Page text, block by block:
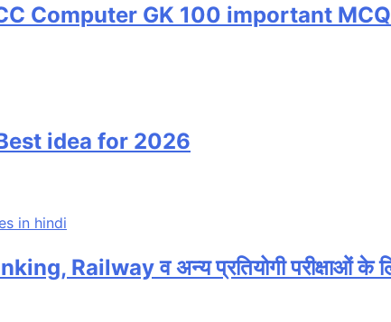
Computer GK 100 important
idea for 2026
Railway व अन्य प्रतियोगी